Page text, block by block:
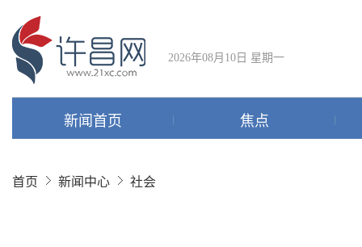
2026年08月10日 星期一
新闻首页 焦点
首页 新闻中心 社会